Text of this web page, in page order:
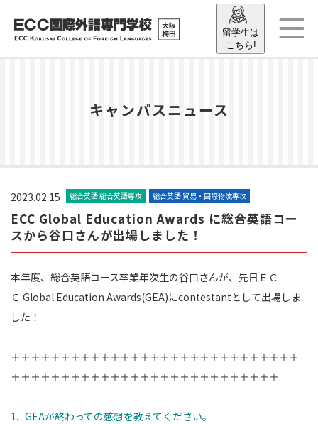
留学生は
こちら!
キャンパスニュース
2023.02.15 総合英語 総合英語専攻 総合英語 貿易・国際物流専攻
ECC Global Education Awards に総合英語コー
スから谷口さんが出場しました！
本年度、総合英語コース卒業年次生の谷口さんが、先日ＥＣ
Ｃ Global Education Awards(GEA)にcontestantとして出場しま
した！
＋＋＋＋＋＋＋＋＋＋＋＋＋＋＋＋＋＋＋＋＋＋＋＋＋＋＋＋＋
＋＋＋＋＋＋＋＋＋＋＋＋＋＋＋＋＋＋＋＋＋＋＋＋＋＋＋
1. GEAが終わっての感想を教えてください。